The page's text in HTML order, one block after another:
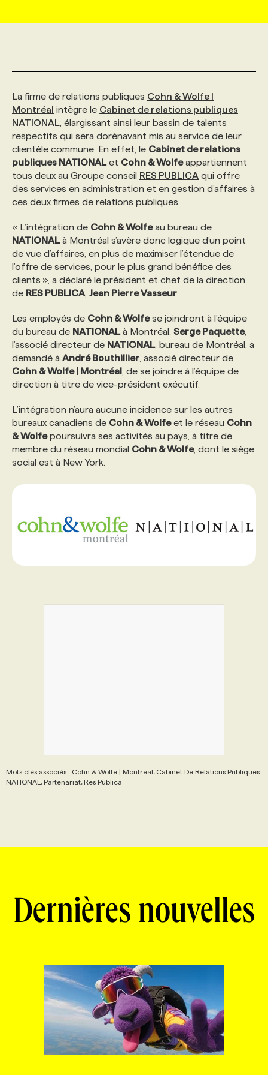
AFFAIRES DE L'INDUSTRIE
INITIATIVES NUMÉRIQUES
PRIX ET DISTINCTIONS
TENDANCES
WEB & MÉDIAS SOCIAUX
MARKETING DURABLE
ÉVÉNEMENTIEL
INFOLETTRE PUBLICITÉ
ANNONCEZ AVEC NOUS
CONSULTER LA CVTHÈQUE
PROFIL ENTREPRISE
FAQ
ANNONCEZ AVEC NOUS
VOIR LES OFFRES
PROFIL CANDIDAT
FAQ
ANNONCEZ AVEC NOUS
NOS FORMATIONS EN LIGNE
NOS PARCOURS DE FORMATIONS
FORMATIONS PERSONNALISÉES
NOS FORMATEUR‧RICES
POURQUOI CHOISIR NOS FORMATIONS
NOS TARIFS
PROGRAMMES DE SUBVENTIONS
FAQ
ANNONCEZ AVEC NOUS
CHASSE DE TÊTE
SERVICE DE CHASSE DE TÊTE
NOS TARIFS
NOS EXPERTISES
FAQ
ANNONCEZ AVEC NOUS
La firme de relations publiques Cohn & Wolfe l
Montréal intègre le Cabinet de relations publiques
NATIONAL , élargissant ainsi leur bassin de talents
respectifs qui sera dorénavant mis au service de leur
clientèle commune. En effet, le Cabinet de relations
publiques NATIONALet Cohn & Wolfeappartiennent
tous deux au Groupe conseil RES PUBLICA qui offre
des services en administration et en gestion d’affaires à
ces deux firmes de relations publiques.
« L’intégration de Cohn & Wolfeau bureau de
NATIONALà Montréal s’avère donc logique d’un point
de vue d’affaires, en plus de maximiser l’étendue de
l’offre de services, pour le plus grand bénéfice des
clients », a déclaré le président et chef de la direction
de RES PUBLICA Jean Pierre Vasseur
Les employés de Cohn & Wolfese joindront à l’équipe
du bureau de NATIONALà Montréal. Serge Paquette,
l’associé directeur de NATIONAL, bureau de Montréal, a
demandé à André Bouthillier , associé directeur de
Cohn & Wolfe | Montréal , de se joindre à l’équipe de
direction à titre de vice-président exécutif.
L’intégration n’aura aucune incidence sur les autres
bureaux canadiens de Cohn & Wolfeet le réseau Cohn
& Wolfepoursuivra ses activités au pays, à titre de
membre du réseau mondial Cohn & Wolfe, dont le siège
social est à New York.
Mots clés associés : Cohn & Wolfe | Montreal, Cabinet De Relations Publiques
NATIONAL, Partenariat, Res Publica
Dernières nouvelles